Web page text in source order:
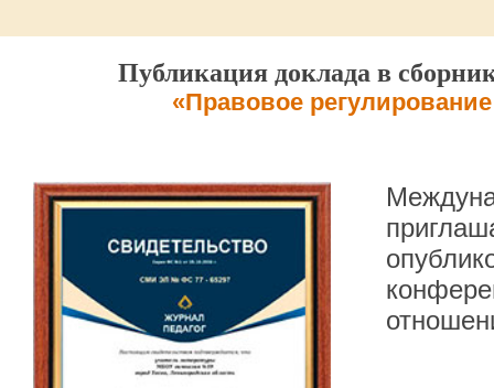
Публикация доклада в
«Правовое